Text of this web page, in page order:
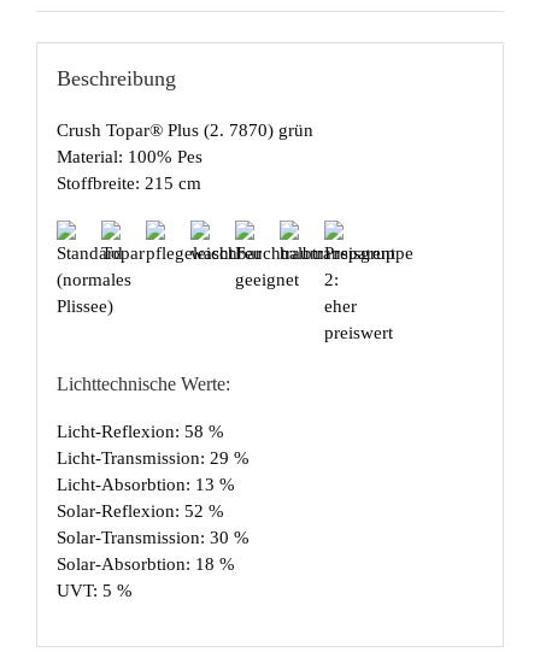
Beschreibung
Crush Topar® Plus (2. 7870) grün
Material: 100% Pes
Stoffbreite: 215 cm
Lichttechnische Werte:
Licht-Reflexion: 58 %
Licht-Transmission: 29 %
Licht-Absorbtion: 13 %
Solar-Reflexion: 52 %
Solar-Transmission: 30 %
Solar-Absorbtion: 18 %
UVT: 5 %